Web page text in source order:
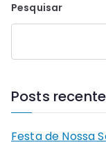
Pesquisar
Posts
Festa de Nossa